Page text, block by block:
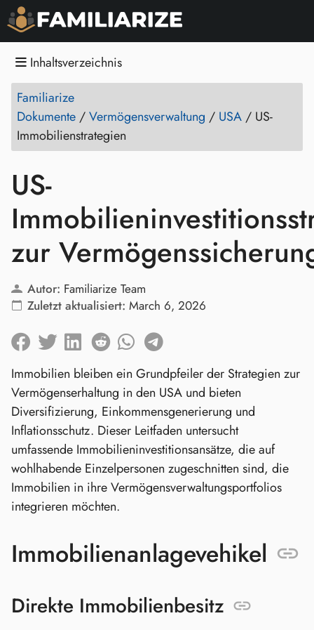
Inhaltsverzeichnis
Familiarize
Dokumente /Vermögensverwaltung / USA / US-
Immobilienstrategien
US-
zur
Autor: Familiarize Team
Zuletzt aktualisiert: March 6, 2026
Immobilien bleiben ein Grundpfeiler der Strategien zur
Vermögenserhaltung in den USA und bieten
Diversifizierung, Einkommensgenerierung und
Inflationsschutz. Dieser Leitfaden untersucht
umfassende Immobilieninvestitionsansätze, die auf
wohlhabende Einzelpersonen zugeschnitten sind, die
Immobilien in ihre Vermögensverwaltungsportfolios
integrieren möchten.
Immobilienanlagevehikel
Direkte Immobilienbesitz